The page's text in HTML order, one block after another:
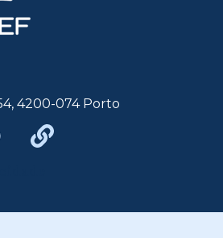
4200-074 Porto